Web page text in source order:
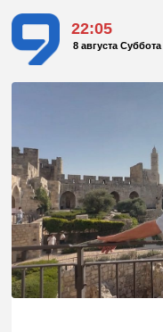
22:05
8 августа Суббота